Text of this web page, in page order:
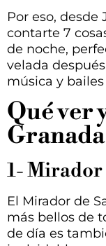
Por eso, desde
contarte 7
de noche,
velada
música y
Qué ver
1- Mirador
El Mirador de
más bellos de
de día es